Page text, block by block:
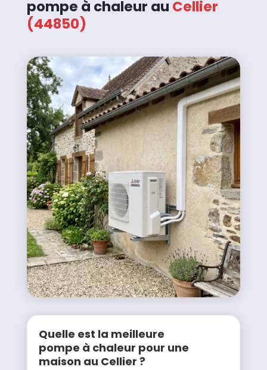
pompe à chaleur au Cellier
(44850)
Quelle est la meilleure
pompe à chaleur pour une
maison au Cellier ?